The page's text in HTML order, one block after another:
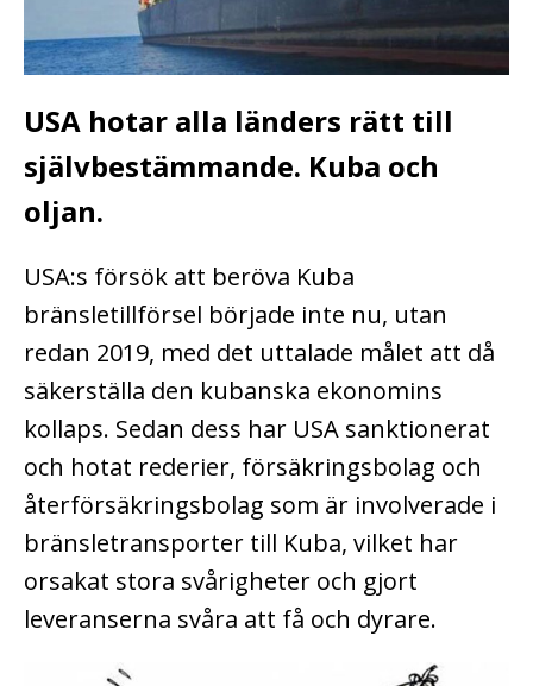
USA hotar alla länders rätt till
självbestämmande. Kuba och
oljan.
USA:s försök att beröva Kuba
bränsletillförsel började inte nu, utan
redan 2019, med det uttalade målet att då
säkerställa den kubanska ekonomins
kollaps. Sedan dess har USA sanktionerat
och hotat rederier, försäkringsbolag och
återförsäkringsbolag som är involverade i
bränsletransporter till Kuba, vilket har
orsakat stora svårigheter och gjort
leveranserna svåra att få och dyrare.